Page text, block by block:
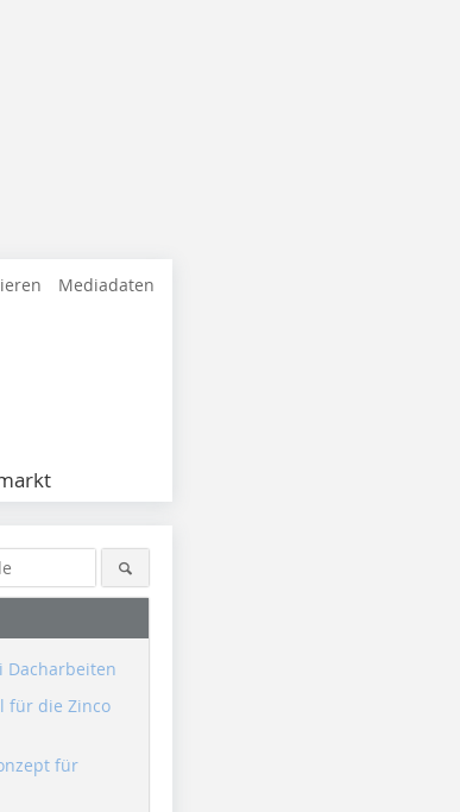
Mediadaten
Dacharbeiten
für die Zinco
für